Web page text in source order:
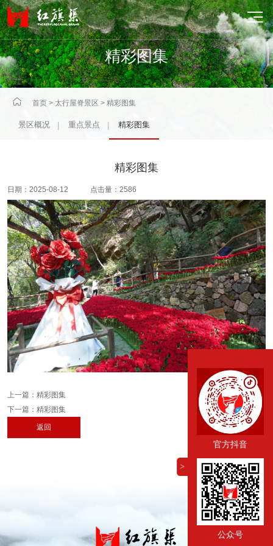

精彩图集
 首页 > 太行屋脊景区 > 精彩图集
景区概况 重点景点 精彩图集
精彩图集
日期：2025-08-12 点击量：2586
上一篇： 精彩图集
下一篇： 精彩图集
返回
>
官方抖音
公众号